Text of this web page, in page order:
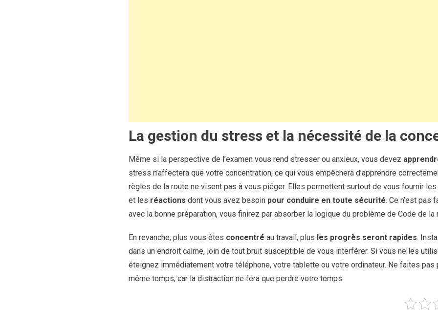
La gestion du stress et la nécessité de la
Même si la perspective de l’examen vous rend stresser ou anxieux, vous devez
stress n’affectera que votre concentration, ce qui vous empêchera d’apprendre
règles de la route ne visent pas à vous piéger. Elles permettent surtout de vous fournir les
et les réactions dont vous avez besoin pour conduire en toute sécurité. Ce n’est pas
avec la bonne préparation, vous finirez par absorber la logique du problème de Code de la
En revanche, plus vous êtes concentré au travail, plus les progrès seront rapides.
dans un endroit calme, loin de tout bruit susceptible de vous interférer. Si vous ne les
éteignez immédiatement votre téléphone, votre tablette ou votre ordinateur. Ne faites
même temps, car la distraction ne fera que perdre votre temps.